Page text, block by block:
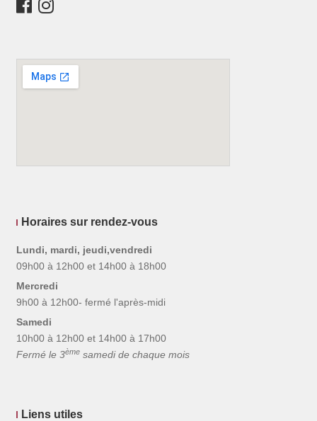
Horaires sur rendez-vous
Lundi, mardi, jeudi,vendredi
09h00 à 12h00 et 14h00 à 18h00
Mercredi
9h00 à 12h00- fermé l'après-midi
Samedi
10h00 à 12h00 et 14h00 à 17h00
Fermé le 3èmesamedi de chaque mois
Liens utiles